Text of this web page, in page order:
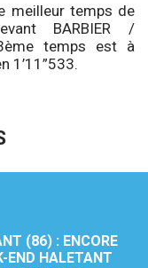
meilleur temps de
BARBIER /
3ème temps est à
1’11”533.
(86) : ENCORE
END HALETANT